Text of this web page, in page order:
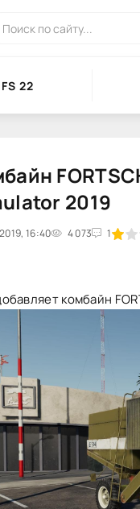
22
2019
16:40 4 073 1
1 2 3 4 5
комбайн